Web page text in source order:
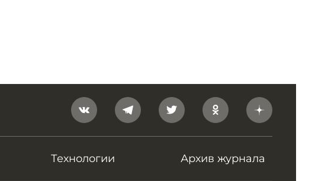
Технологии Архив журнала